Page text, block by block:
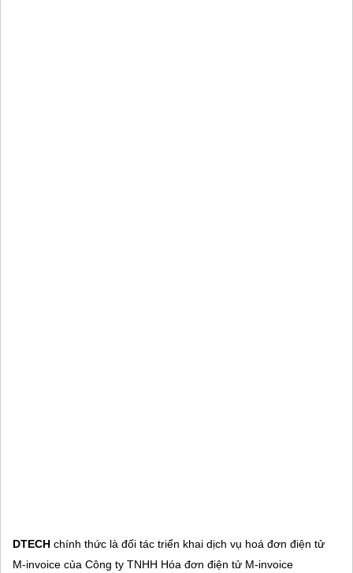
DTECH chính thức là đối tác triển khai dịch vụ hoá đơn điện tử
M-invoice của Công ty TNHH Hóa đơn điện tử M-invoice